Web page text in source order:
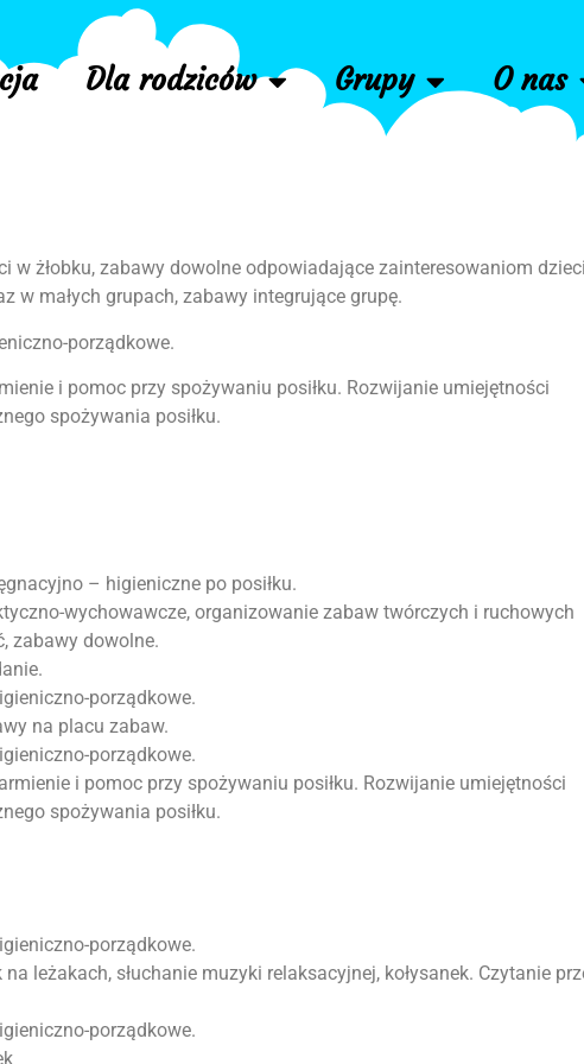
Dla rodziców Grupy O nas
w żłobku, zabawy dowolne odpowiadające zainteresowaniom
w małych grupach, zabawy integrujące grupę.
porządkowe.
i pomoc przy spożywaniu posiłku. Rozwijanie umiejętności
spożywania posiłku.
– higieniczne po posiłku.
wychowawcze, organizowanie zabaw twórczych i ruchowych
zabawy dowolne.
porządkowe.
na placu zabaw.
porządkowe.
i pomoc przy spożywaniu posiłku. Rozwijanie umiejętności
spożywania posiłku.
porządkowe.
leżakach, słuchanie muzyki relaksacyjnej, kołysanek. Czytanie
porządkowe.